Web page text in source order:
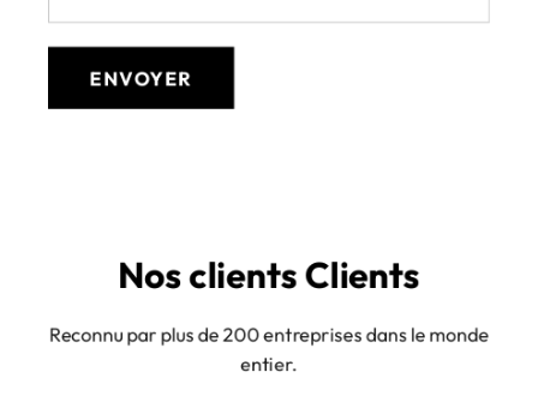
Nos clients Clients
Reconnu par plus de 200 entreprises dans le monde
entier.